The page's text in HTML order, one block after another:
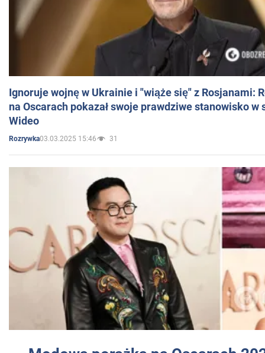
Ignoruje wojnę w Ukrainie i "wiąże się" z Rosjanami:
na Oscarach pokazał swoje prawdziwe stanowisko w
Wideo
Rozrywka03.03.2025 15:46 31